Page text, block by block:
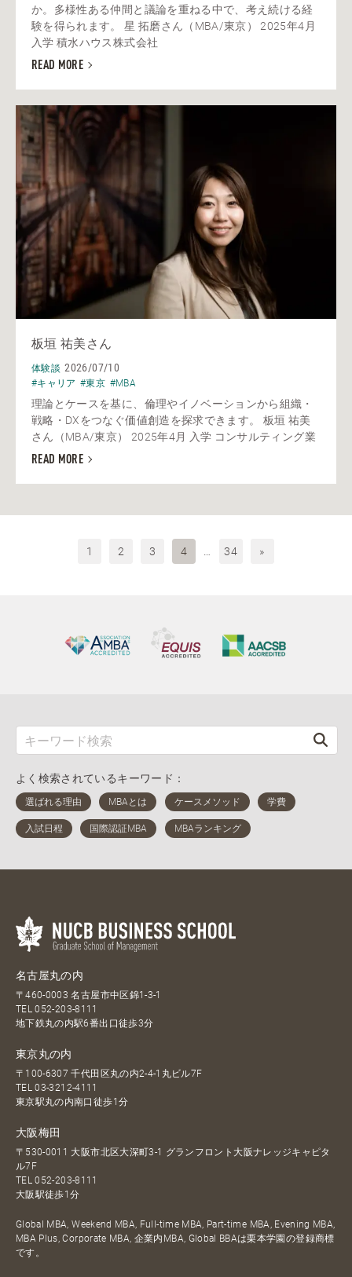
か。多様性ある仲間と議論を重ねる中で、考え続ける経
験を得られます。 星 拓磨さん（MBA/東京） 2025年4月
入学 積水ハウス株式会社
READ MORE
板垣 祐美さん
体験談 2026/07/10
#キャリア #東京 #MBA
理論とケースを基に、倫理やイノベーションから組織・
戦略・DXをつなぐ価値創造を探求できます。 板垣 祐美
さん（MBA/東京） 2025年4月 入学 コンサルティング業
READ MORE
1 2 3 4 34 »
よく検索されているキーワード：
名古屋丸の内
〒460-0003 名古屋市中区錦1-3-1
TEL052-203-8111
地下鉄丸の内駅6番出口徒歩3分
東京丸の内
〒100-6307 千代田区丸の内2-4-1丸ビル7F
TEL03-3212-4111
東京駅丸の内南口徒歩1分
大阪梅田
〒530-0011 大阪市北区大深町3-1 グランフロント大阪ナレッジキャピタ
ル7F
TEL052-203-8111
大阪駅徒歩1分
Global MBA, Weekend MBA, Full-time MBA, Part-time MBA, Evening MBA,
MBA Plus, Corporate MBA, 企業内MBA, Global BBAは栗本学園の登録商標
です。